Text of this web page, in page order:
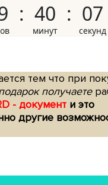
40 06
тем что при
получаете
- документ и это
другие